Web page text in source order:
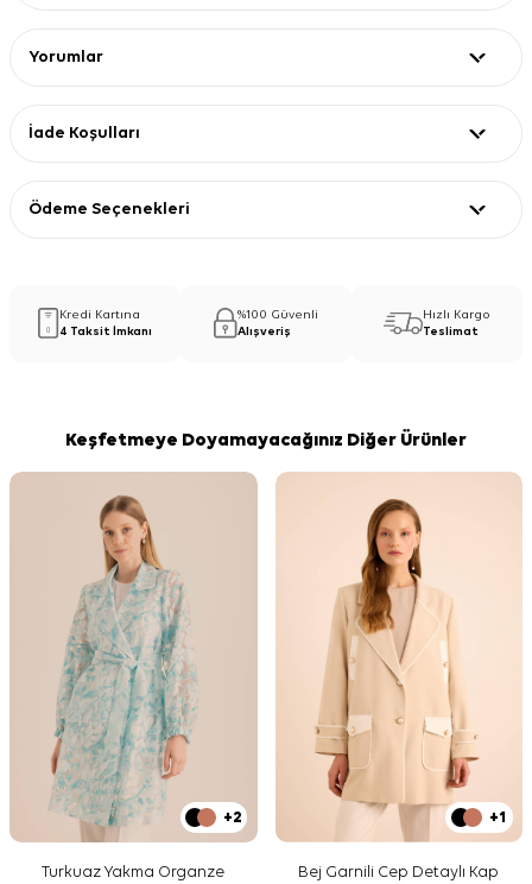
Yorumlar
İade Koşulları
Ödeme Seçenekleri
Kredi Kartına
4 Taksit İmkanı
%100 Güvenli
Alışveriş
Hızlı Kargo
Teslimat
Keşfetmeye Doyamayacağınız Diğer Ürünler
+2
Turkuaz Yakma Organze
+1
Bej Garnili Cep Detaylı Kap